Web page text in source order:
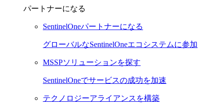
パートナーになる
SentinelOneパートナーになる
グローバルなSentinelOneエコシステムに参加
MSSPソリューションを探す
SentinelOneでサービスの成功を加速
テクノロジーアライアンスを構築